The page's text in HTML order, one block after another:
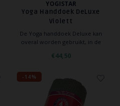
YOGISTAR
Yoga Handdoek DeLuxe
Violett
De Yoga handdoek Deluxe kan
overal worden gebruikt, in de
kan de handdoek gebruikt worden
€44,50
-14%